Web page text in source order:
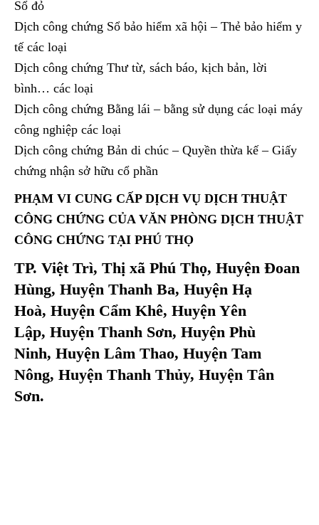
Sổ đỏ
Dịch công chứng Sổ bảo hiểm xã hội – Thẻ bảo hiểm y
tế các loại
Dịch công chứng Thư từ, sách báo, kịch bản, lời
bình… các loại
Dịch công chứng Bằng lái – bằng sử dụng các loại máy
công nghiệp các loại
Dịch công chứng Bản di chúc – Quyền thừa kế – Giấy
chứng nhận sở hữu cổ phần
PHẠM VI CUNG CẤP DỊCH VỤ DỊCH THUẬT
CÔNG CHỨNG CỦA VĂN PHÒNG DỊCH THUẬT
CÔNG CHỨNG TẠI PHÚ THỌ
TP. Việt Trì, Thị xã Phú Thọ, Huyện Đoan
Hùng, Huyện Thanh Ba, Huyện Hạ
Hoà, Huyện Cẩm Khê, Huyện Yên
Lập, Huyện Thanh Sơn, Huyện Phù
Ninh, Huyện Lâm Thao, Huyện Tam
Nông, Huyện Thanh Thủy, Huyện Tân
Sơn.